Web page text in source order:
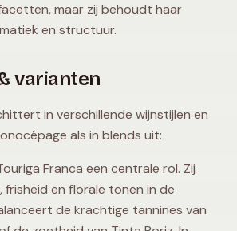
maar zij behoudt haar
en structuur.
varianten
in verschillende wijnstijlen en
als in blends uit:
Franca een centrale rol. Zij
en florale tonen in de
de krachtige tannines van